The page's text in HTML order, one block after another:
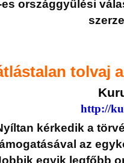
es országgyűlési
tolvaj
http://
kérkedik a
az
egyik legfőbb